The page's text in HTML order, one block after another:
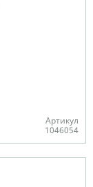
Артикул
1046054